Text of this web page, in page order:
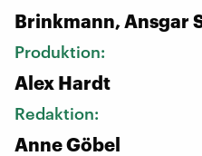
Brinkmann, Ansgar
Produktion:
Alex Hardt
Redaktion:
Anne Göbel